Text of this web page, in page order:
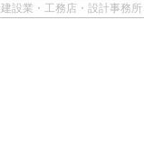
建設業・工務店・設計事務所